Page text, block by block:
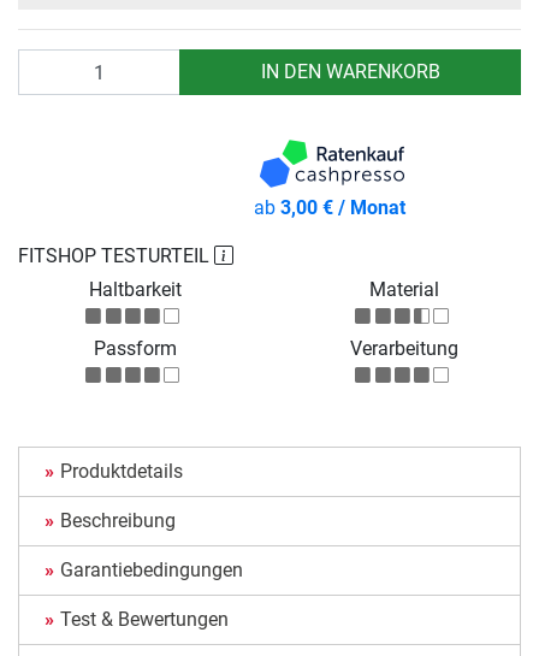
IN DEN WARENKORB
FITSHOP TESTURTEIL
Haltbarkeit
Material
Passform Verarbeitung
ab3,00 € / Monat
Produktdetails
Beschreibung
Garantiebedingungen
Test & Bewertungen